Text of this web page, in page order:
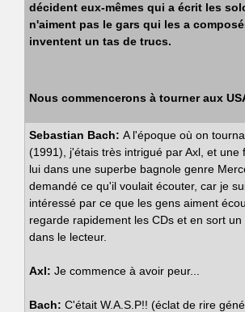
décident eux-mêmes qui a écrit les
n'aiment pas le gars qui les a
inventent un tas de trucs.
Nous commencerons à tourner aux
Sebastian Bach:A l'époque où on
(1991), j'étais très intrigué par Axl, et une
lui dans une superbe bagnole genre
demandé ce qu'il voulait écouter, car je
intéressé par ce que les gens aiment
regarde rapidement les CDs et en sort
dans le lecteur.
Axl:Je commence à avoir peur...
Bach: C'était W.A.S.P!! (éclat de rire